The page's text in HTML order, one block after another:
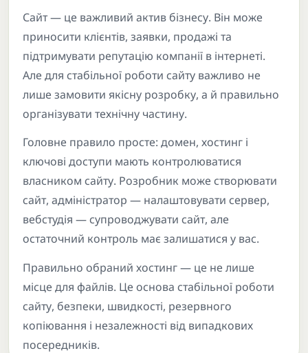
Сайт — це важливий актив бізнесу. Він може
приносити клієнтів, заявки, продажі та
підтримувати репутацію компанії в інтернеті.
Але для стабільної роботи сайту важливо не
лише замовити якісну розробку, а й правильно
організувати технічну частину.
Головне правило просте: домен, хостинг і
ключові доступи мають контролюватися
власником сайту. Розробник може створювати
сайт, адміністратор — налаштовувати сервер,
вебстудія — супроводжувати сайт, але
остаточний контроль має залишатися у вас.
Правильно обраний хостинг — це не лише
місце для файлів. Це основа стабільної роботи
сайту, безпеки, швидкості, резервного
копіювання і незалежності від випадкових
посередників.